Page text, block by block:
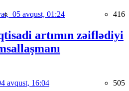
05 avqust, 01:24 416
artımın zəiflədiyi
avqust, 16:04 505